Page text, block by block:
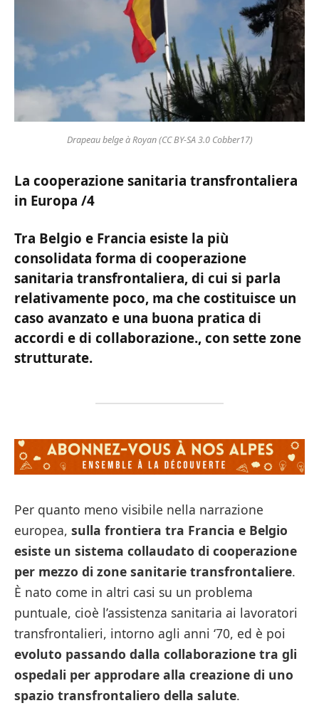
Drapeau belge à Royan (CC BY-SA 3.0 Cobber17)
La cooperazione sanitaria transfrontaliera
in Europa /4
Tra Belgio e Francia esiste la più
consolidata forma di cooperazione
sanitaria transfrontaliera, di cui si parla
relativamente poco, ma che costituisce un
caso avanzato e una buona pratica di
accordi e di collaborazione., con sette zone
strutturate.
Per quanto meno visibile nella narrazione
europea, sulla frontiera tra Francia e Belgio
esiste un sistema collaudato di cooperazione
per mezzo di zone sanitarie transfrontaliere.
È nato come in altri casi su un problema
puntuale, cioè l’assistenza sanitaria ai lavoratori
transfrontalieri, intorno agli anni ‘70, ed è poi
evoluto passando dalla collaborazione tra gli
ospedali per approdare alla creazione di uno
spazio transfrontaliero della salute.